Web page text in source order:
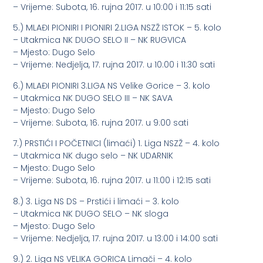
– Vrijeme: Subota, 16. rujna 2017. u 10:00 i 11:15 sati
5.) MLAĐI PIONIRI I PIONIRI 2.LIGA NSZŽ ISTOK – 5. kolo
– Utakmica NK DUGO SELO II – NK RUGVICA
– Mjesto: Dugo Selo
– Vrijeme: Nedjelja, 17. rujna 2017. u 10:00 i 11:30 sati
6.) MLAĐI PIONIRI 3.LIGA NS Velike Gorice – 3. kolo
– Utakmica NK DUGO SELO III – NK SAVA
– Mjesto: Dugo Selo
– Vrijeme: Subota, 16. rujna 2017. u 9:00 sati
7.) PRSTIĆI I POČETNICI (limaći) 1. Liga NSZŽ – 4. kolo
– Utakmica NK dugo selo – NK UDARNIK
– Mjesto: Dugo Selo
– Vrijeme: Subota, 16. rujna 2017. u 11:00 i 12:15 sati
8.) 3. Liga NS DS – Prstići i limaći – 3. kolo
– Utakmica NK DUGO SELO – NK sloga
– Mjesto: Dugo Selo
– Vrijeme: Nedjelja, 17. rujna 2017. u 13:00 i 14:00 sati
9.) 2. Liga NS VELIKA GORICA Limači – 4. kolo